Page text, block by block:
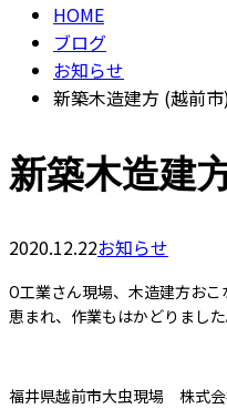
HOME
ブログ
お知らせ
新築木造建方 (越前
新築木造建
2020.12.22お知らせ
O工業さん現場、木造建方お
恵まれ、作業もはかどりました
福井県越前市大虫現場 株式